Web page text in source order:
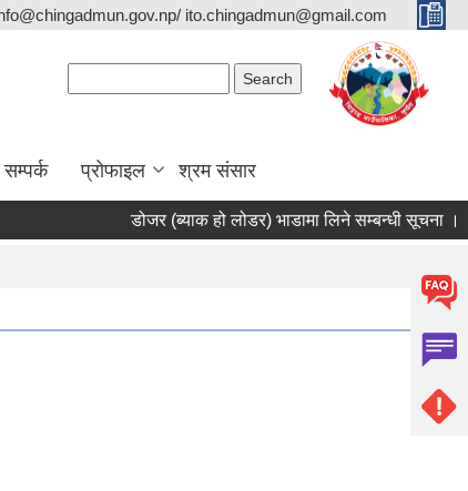
ito.chingadmun@gmail.com
सम्पर्क प्रोफाइल श्रम संसार
डोजर (ब्याक हो लोडर) भाडामा लिने सम्बन्धी सूचना ।